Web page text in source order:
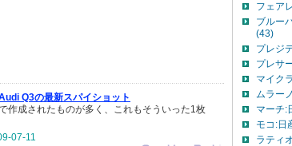
Q3の最新スパイショット
作成されたものが多く、これもそういった1枚
07-11
フェア
ブルー
(43)
プレジ
プレサ
マイク
ムラー
マーチ:
モコ:日
ラティ